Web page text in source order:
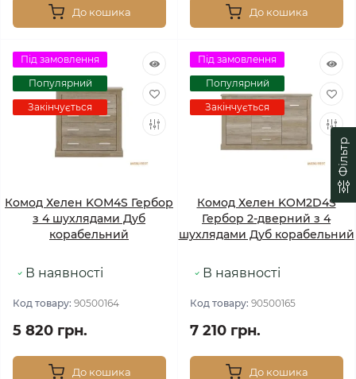
Фільтр
До кошика До кошика
Під замовлення
Популярний
Закінчується
Комод Хелен KOM4S Гербор
з 4 шухлядами Дуб
корабельний
В наявності
Код товару: 90500164
5 820 грн.
До кошика
Під замовлення
Популярний
Закінчується
Комод Хелен KOM2D4S
Гербор 2-дверний з 4
шухлядами Дуб корабельний
В наявності
Код товару: 90500165
7 210 грн.
До кошика